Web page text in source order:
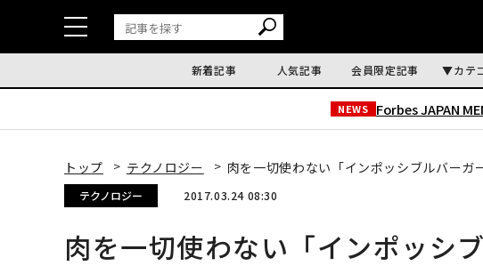
新着記事 人気記事 会員限定記事 カテ
NEWS Forbes JAPAN
トップ テクノロジー 肉を一切使わない「インポッシブルバーガ
テクノロジー 2017.03.24 08:30
肉を一切使わない「インポッシ